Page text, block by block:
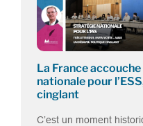
La France
nationale pour
cinglant
C’est un moment